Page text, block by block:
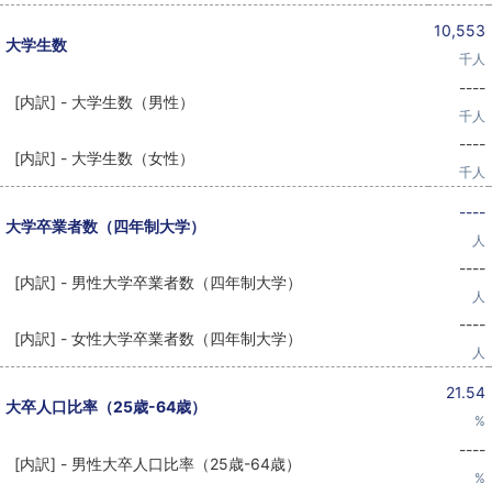
大学生数
10,553
千人
[内訳] - 大学生数（男性）
----
千人
[内訳] - 大学生数（女性）
----
千人
大学卒業者数（四年制大学）
----
人
[内訳] - 男性大学卒業者数（四年制大学）
----
人
[内訳] - 女性大学卒業者数（四年制大学）
----
人
大卒人口比率（25歳-64歳）
21.54
%
[内訳] - 男性大卒人口比率（25歳-64歳）
----
%